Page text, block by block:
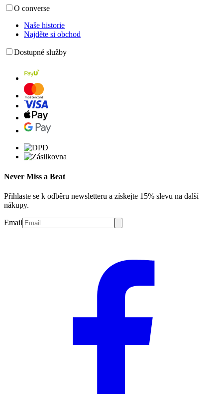
O converse
Naše historie
Najděte si obchod
Dostupné služby
Never Miss a Beat
Přihlaste se k odběru newsletteru a získejte 15% slevu na další
nákupy.
Email